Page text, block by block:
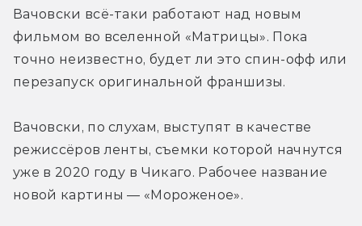
Вачовски всё-таки работают над новым
фильмом во вселенной «Матрицы». Пока
точно неизвестно, будет ли это спин-офф или
перезапуск оригинальной франшизы.
Вачовски, по слухам, выступят в качестве
режиссёров ленты, съемки которой начнутся
уже в 2020 году в Чикаго. Рабочее название
новой картины — «Мороженое».